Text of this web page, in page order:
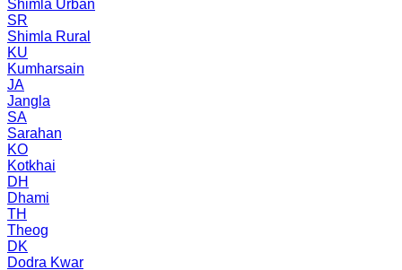
Shimla Urban
SR
Shimla Rural
KU
Kumharsain
JA
Jangla
SA
Sarahan
KO
Kotkhai
DH
Dhami
TH
Theog
DK
Dodra Kwar